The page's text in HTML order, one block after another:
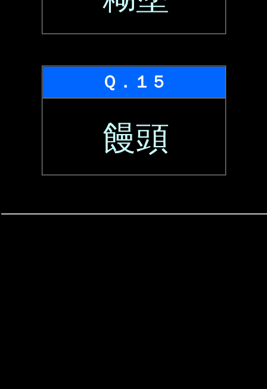
Ｑ．１５
饅頭